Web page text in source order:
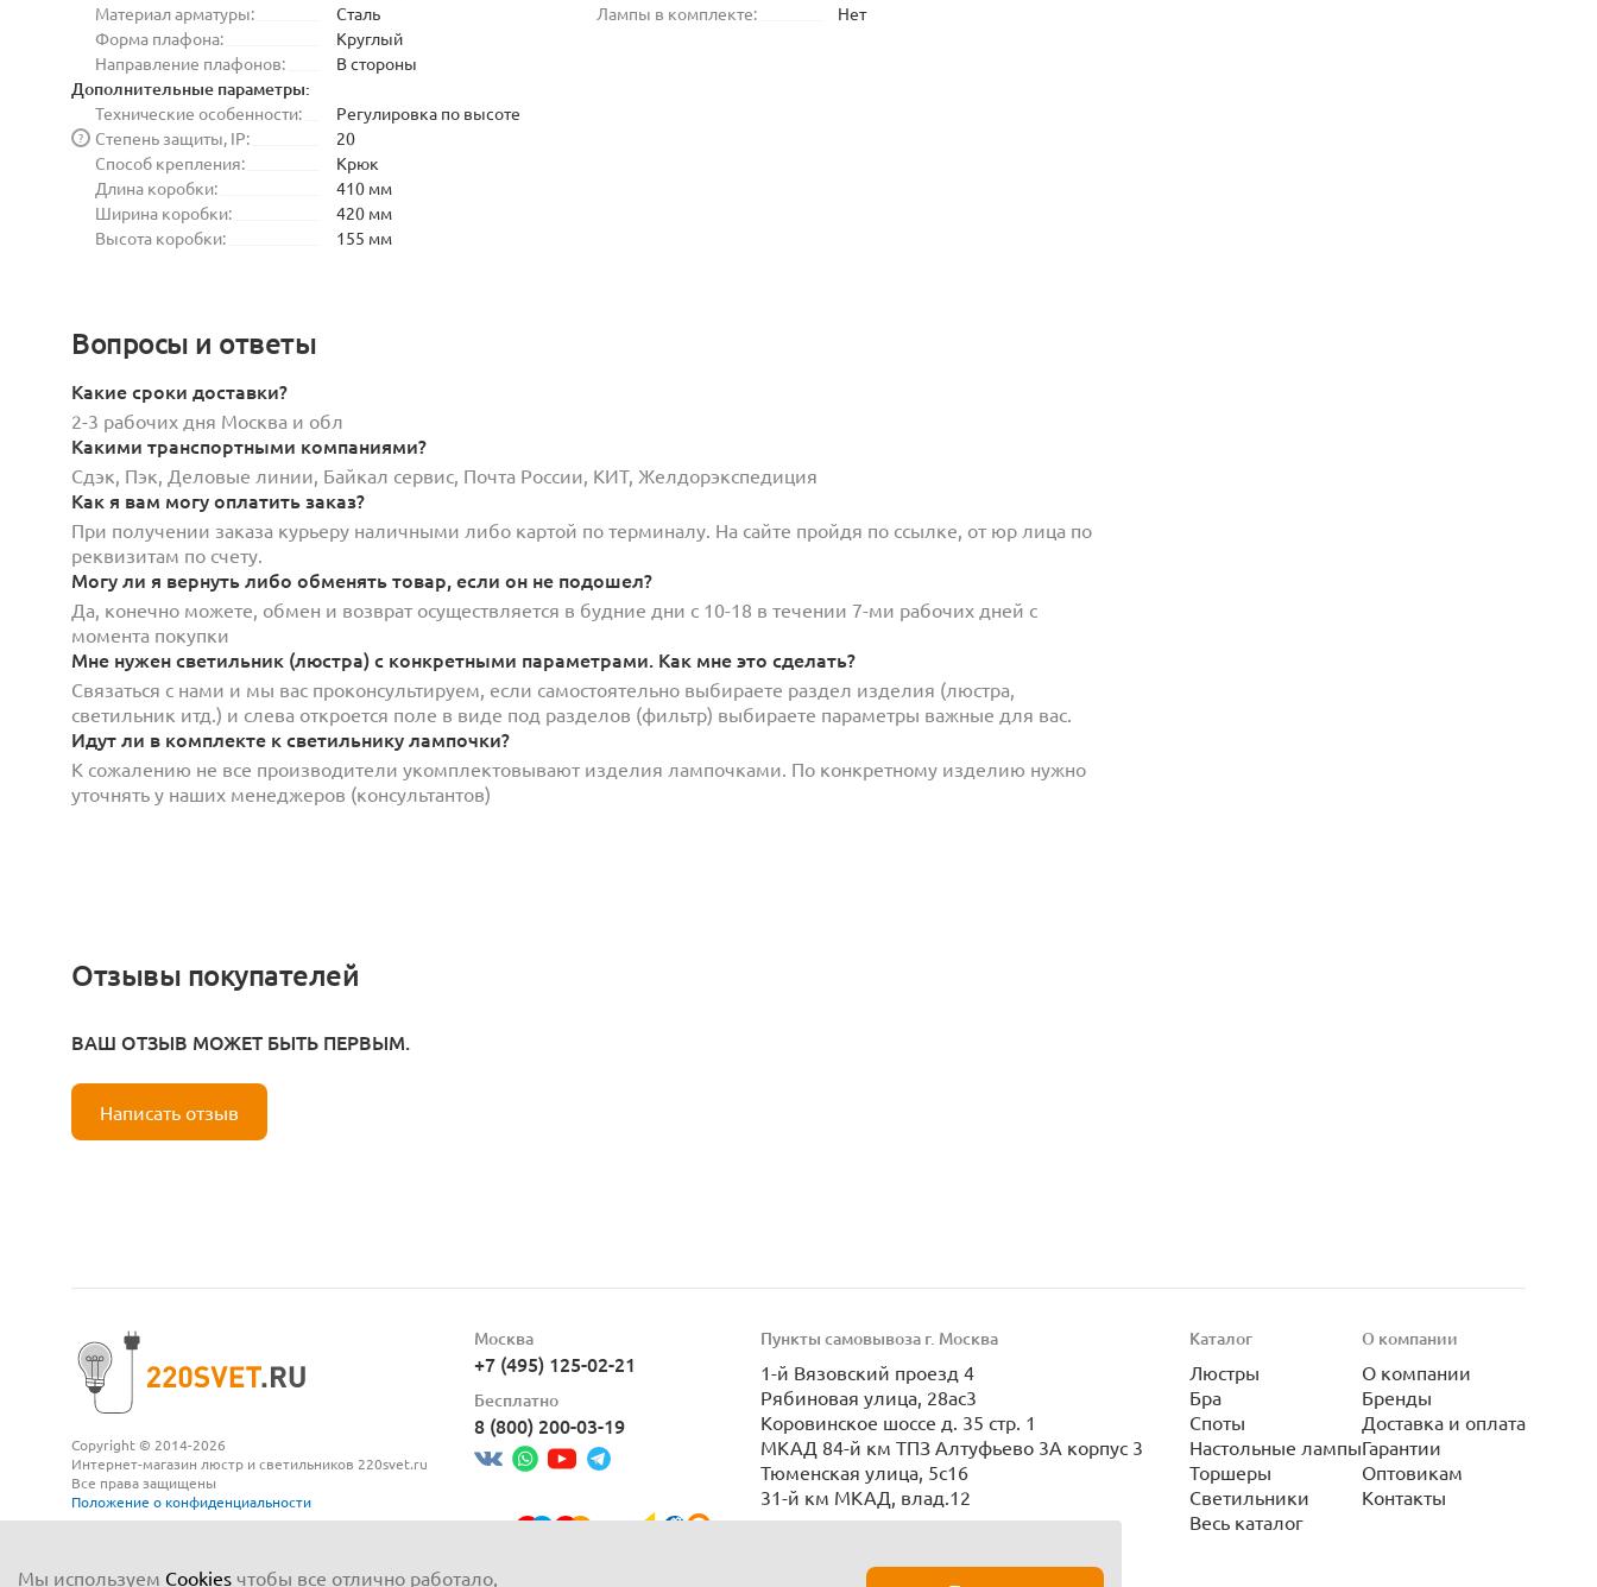
Материал арматуры:
Сталь
Форма плафона:
Круглый
Направление плафонов:
В стороны
Лампы в комплекте:
Нет
Дополнительные параметры:
Технические особенности:
Регулировка по высоте
Степень защиты, IP:
?
20
Способ крепления:
Крюк
Длина коробки:
410 мм
Ширина коробки:
420 мм
Высота коробки:
155 мм
Вопросы и ответы
Какие сроки доставки?
2-3 рабочих дня Москва и обл
Какими транспортными компаниями?
Сдэк, Пэк, Деловые линии, Байкал сервис, Почта России, КИТ, Желдорэкспедиция
Как я вам могу оплатить заказ?
При получении заказа курьеру наличными либо картой по терминалу. На сайте пройдя по ссылке, от юр лица по
реквизитам по счету.
Могу ли я вернуть либо обменять товар, если он не подошел?
Да, конечно можете, обмен и возврат осуществляется в будние дни с 10-18 в течении 7-ми рабочих дней с
момента покупки
Мне нужен светильник (люстра) с конкретными параметрами. Как мне это сделать?
Связаться с нами и мы вас проконсультируем, если самостоятельно выбираете раздел изделия (люстра,
светильник итд.) и слева откроется поле в виде под разделов (фильтр) выбираете параметры важные для вас.
Идут ли в комплекте к светильнику лампочки?
К сожалению не все производители укомплектовывают изделия лампочками. По конкретному изделию нужно
уточнять у наших менеджеров (консультантов)
Отзывы покупателей
ВАШ ОТЗЫВ МОЖЕТ БЫТЬ ПЕРВЫМ.
Написать отзыв
Copyright © 2014-2026
Интернет-магазин люстр и светильников 220svet.ru
Все права защищены
Положение о конфиденциальности
Москва
+7 (495) 125-02-21
Бесплатно
8 (800) 200-03-19
Пункты самовывоза г. Москва
1-й Вязовский проезд 4
Рябиновая улица, 28ас3
Коровинское шоссе д. 35 стр. 1
МКАД 84-й км ТПЗ Алтуфьево 3А корпус 3
Тюменская улица, 5с16
31-й км МКАД, влад.12
Каталог
Люстры
Бра
Споты
Настольные лампы
Торшеры
Светильники
Весь каталог
О компании
О компании
Бренды
Доставка и оплата
Гарантии
Оптовикам
Контакты
Мы используем Cookies чтобы все отлично работало,